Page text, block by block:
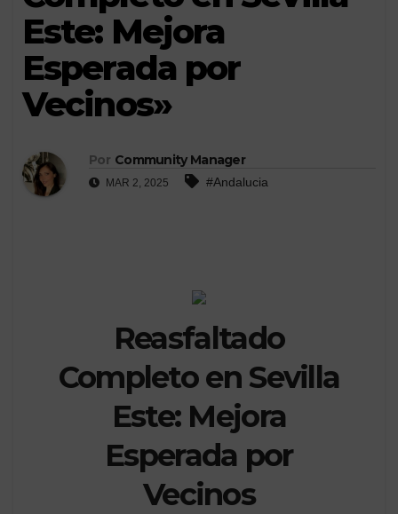
Este: Mejora
Esperada por
Vecinos»
Por Community Manager
MAR 2, 2025 #Andalucia
Reasfaltado
Completo en Sevilla
Este: Mejora
Esperada por
Vecinos